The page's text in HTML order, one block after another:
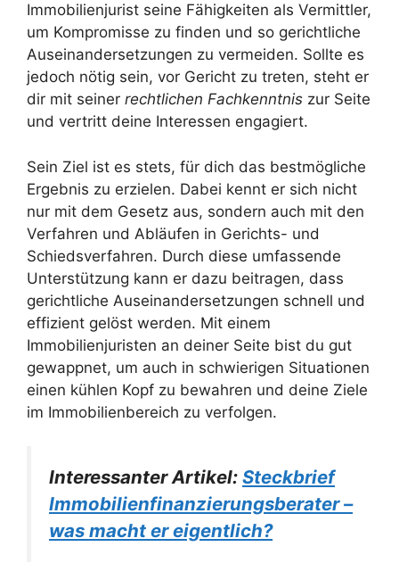
Immobilienjurist seine Fähigkeiten als Vermittler,
um Kompromisse zu finden und so gerichtliche
Auseinandersetzungen zu vermeiden. Sollte es
jedoch nötig sein, vor Gericht zu treten, steht er
dir mit seiner rechtlichen Fachkenntnis zur Seite
und vertritt deine Interessen engagiert.
Sein Ziel ist es stets, für dich das bestmögliche
Ergebnis zu erzielen. Dabei kennt er sich nicht
nur mit dem Gesetz aus, sondern auch mit den
Verfahren und Abläufen in Gerichts- und
Schiedsverfahren. Durch diese umfassende
Unterstützung kann er dazu beitragen, dass
gerichtliche Auseinandersetzungen schnell und
effizient gelöst werden. Mit einem
Immobilienjuristen an deiner Seite bist du gut
gewappnet, um auch in schwierigen Situationen
einen kühlen Kopf zu bewahren und deine Ziele
im Immobilienbereich zu verfolgen.
Interessanter Artikel: Steckbrief
Immobilienfinanzierungsberater –
was macht er eigentlich?